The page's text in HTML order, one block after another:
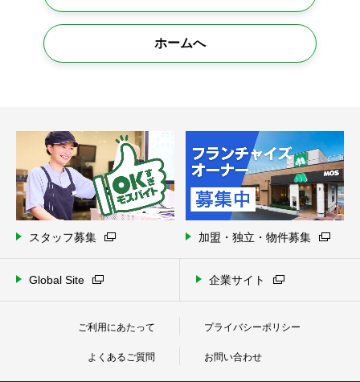
ホームへ
スタッフ募集 加盟・独立・物件募集
Global Site 企業サイト
ご利用にあたって プライバシーポリシー
よくあるご質問 お問い合わせ